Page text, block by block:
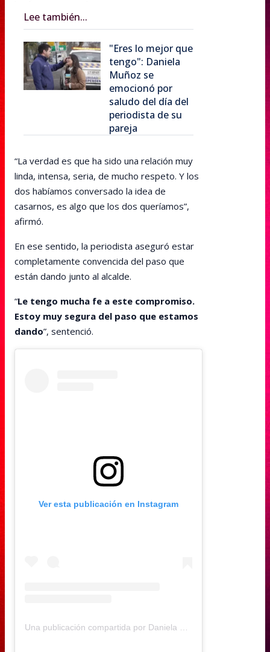
Lee también...
"Eres lo mejor que
tengo": Daniela
Muñoz se
emocionó por
saludo del día del
periodista de su
pareja
“La verdad es que ha sido una relación muy
linda, intensa, seria, de mucho respeto. Y los
dos habíamos conversado la idea de
casarnos, es algo que los dos queríamos”,
afirmó.
En ese sentido, la periodista aseguró estar
completamente convencida del paso que
están dando junto al alcalde.
“Le tengo mucha fe a este compromiso.
Estoy muy segura del paso que estamos
dando”, sentenció.
Ver esta publicación en Instagram
Una publicación compartida por Daniela Muñoz (@daniela.andreamu)